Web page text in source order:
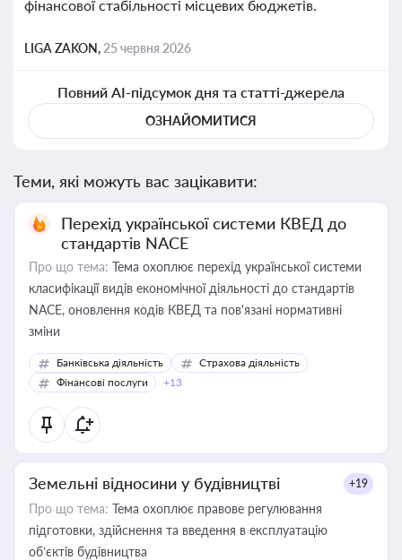
фінансової стабільності місцевих бюджетів.
LIGA ZAKON, 25 червня 2026
Повний AI-підсумок дня та статті-джерела
ОЗНАЙОМИТИСЯ
Теми, які можуть вас зацікавити:
Перехід української системи КВЕД до
стандартів NACE
Про що тема: Тема охоплює перехід української системи
класифікації видів економічної діяльності до стандартів
NACE, оновлення кодів КВЕД та пов'язані нормативні
зміни
Банківська діяльність
Страхова діяльність
Фінансові послуги
+13
Земельні відносини у будівництві +19
Про що тема: Тема охоплює правове регулювання
підготовки, здійснення та введення в експлуатацію
об’єктів будівництва